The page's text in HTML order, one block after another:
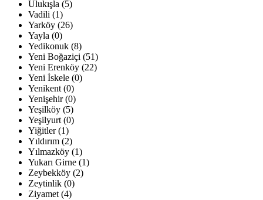
Ulukışla (5)
Vadili (1)
Yarköy (26)
Yayla (0)
Yedikonuk (8)
Yeni Boğaziçi (51)
Yeni Erenköy (22)
Yeni İskele (0)
Yenikent (0)
Yenişehir (0)
Yeşilköy (5)
Yeşilyurt (0)
Yiğitler (1)
Yıldırım (2)
Yılmazköy (1)
Yukarı Girne (1)
Zeybekköy (2)
Zeytinlik (0)
Ziyamet (4)